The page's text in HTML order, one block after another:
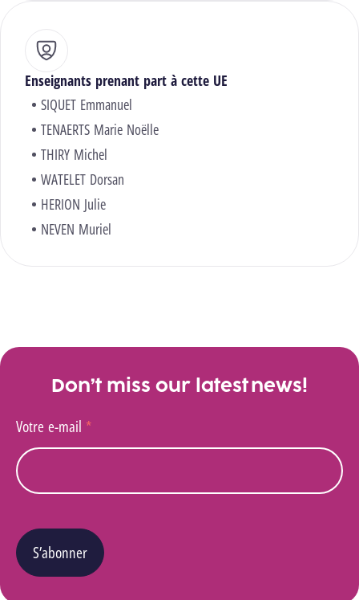
Enseignants prenant part à cette UE
SIQUET Emmanuel
TENAERTS Marie Noëlle
THIRY Michel
WATELET Dorsan
HERION Julie
NEVEN Muriel
Don’t miss our latest news!
Votre e-mail *
S’abonner